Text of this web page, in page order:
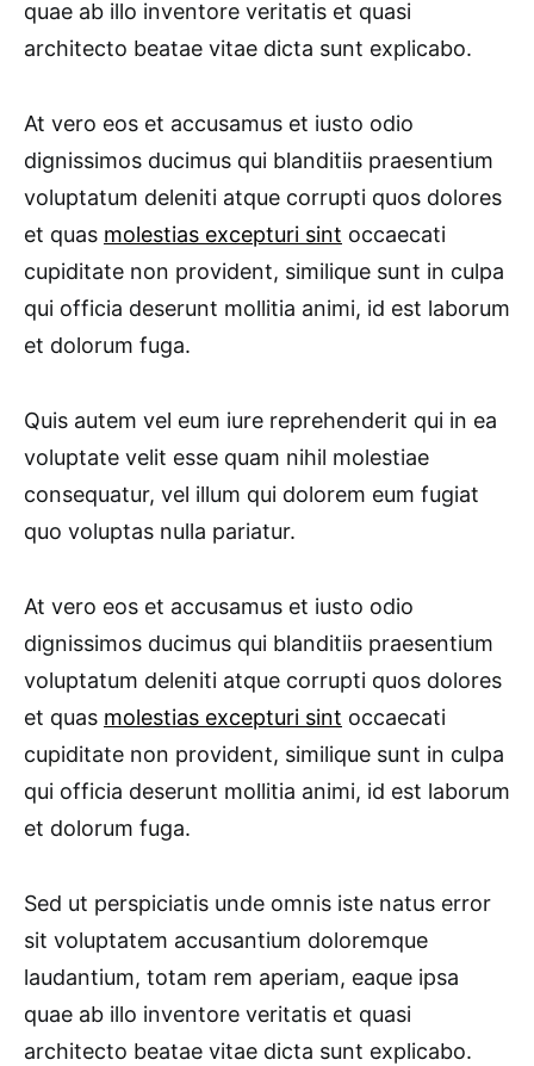
quae ab illo inventore veritatis et quasi
architecto beatae vitae dicta sunt explicabo.
At vero eos et accusamus et iusto odio
dignissimos ducimus qui blanditiis praesentium
voluptatum deleniti atque corrupti quos dolores
et quas molestias excepturi sint occaecati
cupiditate non provident, similique sunt in culpa
qui officia deserunt mollitia animi, id est laborum
et dolorum fuga.
Quis autem vel eum iure reprehenderit qui in ea
voluptate velit esse quam nihil molestiae
consequatur, vel illum qui dolorem eum fugiat
quo voluptas nulla pariatur.
At vero eos et accusamus et iusto odio
dignissimos ducimus qui blanditiis praesentium
voluptatum deleniti atque corrupti quos dolores
et quas molestias excepturi sint occaecati
cupiditate non provident, similique sunt in culpa
qui officia deserunt mollitia animi, id est laborum
et dolorum fuga.
Sed ut perspiciatis unde omnis iste natus error
sit voluptatem accusantium doloremque
laudantium, totam rem aperiam, eaque ipsa
quae ab illo inventore veritatis et quasi
architecto beatae vitae dicta sunt explicabo.